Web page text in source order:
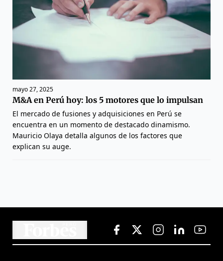
mayo 27, 2025
M&A en Perú hoy: los 5 motores que lo impulsan
El mercado de fusiones y adquisiciones en Perú se
encuentra en un momento de destacado dinamismo.
Mauricio Olaya detalla algunos de los factores que
explican su auge.